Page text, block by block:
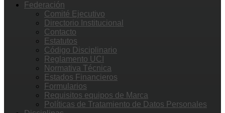
Federación
Comité Ejecutivo
Directorio Institucional
Contacto
Estatutos
Código Disciplinario
Reglamento UCI
Normativa Técnica
Estados Financieros
Formularios
Requisitos equipos de Marca
Políticas de Tratamiento de Datos Personales